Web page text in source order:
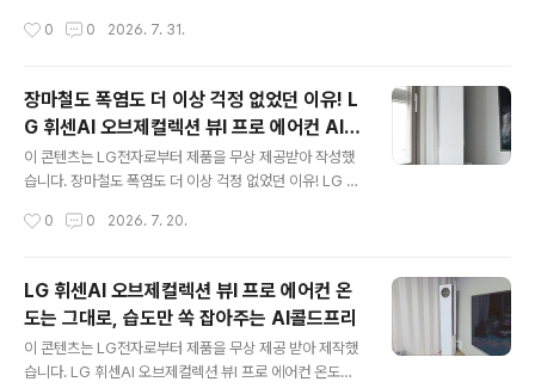
장에서 완벽하게 해결해 줍니다. • 보송한 AI콜드프리를
만 독립 제어해 찬 바람 없이 온종일 가볍고 산뜻합니다. •
말뜻과 의도를 파악하는 'AI음성인식'부터 열대야 숙면을
돕는 'AI수면', 나만의 개성을 뽐낼 수 있는 ‘뷰케이스 커스
텀’과 혁신적인 ‘클린뷰 구조’ 기능으로 위생 걱정 없어 다
양한 가정에 추천 드리고 싶습니다. 폭염과 장시간 냉방 속,
년보다 장마가 늦게 오면서 유난히 여름이 길게 느껴지는
0 0 2026. 7. 31.
장마철도 폭염도 더 이상 걱정 없었던 이유! L
G 휘센AI 오브제컬렉션 뷰I 프로 에어컨 AI콜
드프리 실사용 후기
이 콘텐츠는 LG전자로부터 제품을 무상 제공받아 작성했
습니다. 장마철도 폭염도 더 이상 걱정 없었던 이유! LG 휘
기 여름이 시작되면 가장 먼저 떠오르는 가전이 바로 에어
방식 자체가 많이 달라졌다는 것을 느끼고 있습니다. 신제
품 LG 휘센AI 에어컨의 AI콜드프리는 사용자가 설정한 온
도,습도,기류까지 조절하여 쾌적한 환경을 유지해주는 기
능입니다. 쾌적한 환경을 유지가 가능하여 어린 자녀가 있
0 0 2026. 7. 20.
LG 휘센AI 오브제컬렉션 뷰I 프로 에어컨 온
도는 그대로, 습도만 쏙 잡아주는 AI콜드프리
이 콘텐츠는 LG전자로부터 제품을 무상 제공 받아 제작했
습니다. LG 휘센AI 오브제컬렉션 뷰I 프로 에어컨 온도는